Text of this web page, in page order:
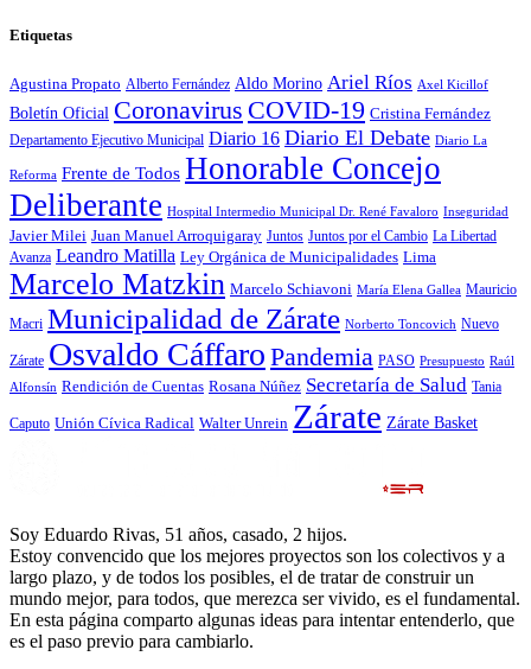
Etiquetas
Agustina Propato Alberto Fernández Aldo Morino Ariel Ríos Axel Kicillof
Boletín Oficial Coronavirus COVID-19 Cristina Fernández
Departamento Ejecutivo Municipal Diario 16 Diario El Debate Diario La
Reforma Frente de Todos Honorable Concejo
Deliberante Hospital Intermedio Municipal Dr. René Favaloro Inseguridad
Javier Milei Juan Manuel Arroquigaray Juntos Juntos por el Cambio La Libertad
Avanza Leandro Matilla Ley Orgánica de Municipalidades Lima
Marcelo Matzkin Marcelo Schiavoni María Elena Gallea Mauricio
Macri Municipalidad de Zárate Norberto Toncovich Nuevo
Zárate Osvaldo Cáffaro Pandemia PASO Presupuesto Raúl
Alfonsín Rendición de Cuentas Rosana Núñez Secretaría de Salud Tania
Caputo Unión Cívica Radical Walter Unrein Zárate Zárate Basket
Soy Eduardo Rivas, 51 años, casado, 2 hijos.
Estoy convencido que los mejores proyectos son los colectivos y a
largo plazo, y de todos los posibles, el de tratar de construir un
mundo mejor, para todos, que merezca ser vivido, es el fundamental.
En esta página comparto algunas ideas para intentar entenderlo, que
es el paso previo para cambiarlo.